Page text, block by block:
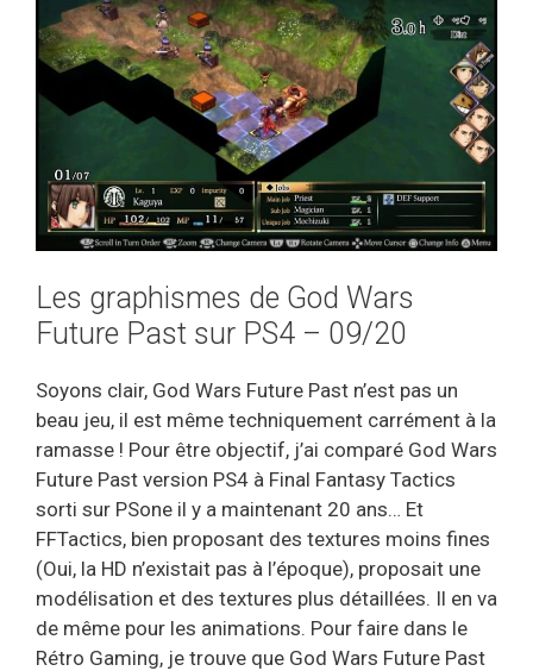
Les graphismes de God Wars
Future Past sur PS4 – 09/20
Soyons clair, God Wars Future Past n’est pas un
beau jeu, il est même techniquement carrément à la
ramasse ! Pour être objectif, j’ai comparé God Wars
Future Past version PS4 à Final Fantasy Tactics
sorti sur PSone il y a maintenant 20 ans… Et
FFTactics, bien proposant des textures moins fines
(Oui, la HD n’existait pas à l’époque), proposait une
modélisation et des textures plus détaillées. Il en va
de même pour les animations. Pour faire dans le
Rétro Gaming, je trouve que God Wars Future Past